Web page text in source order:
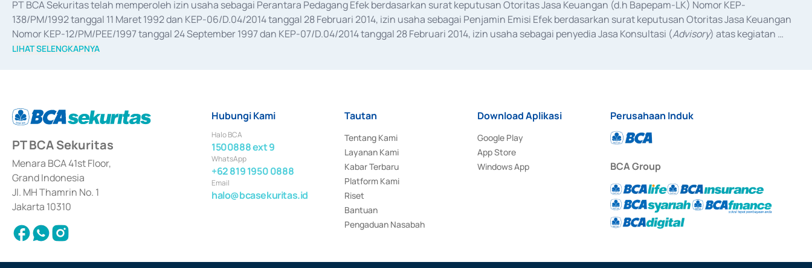
PT BCA Sekuritas telah memperoleh izin usaha sebagai Perantara Pedagang Efek berdasarkan surat keputusan Otoritas Jasa Keuangan (d.h Bapepam-LK) Nomor KEP-
138/PM/1992 tanggal 11 Maret 1992 dan KEP-06/D.04/2014 tanggal 28 Februari 2014, izin usaha sebagai Penjamin Emisi Efek berdasarkan surat keputusan Otoritas Jasa Keuangan
Nomor KEP-12/PM/PEE/1997 tanggal 24 September 1997 dan KEP-07/D.04/2014 tanggal 28 Februari 2014, izin usaha sebagai penyedia Jasa Konsultasi (Advisory) atas kegiatan
merger, akuisisi, divestasi, dan
LIHAT SELENGKAPNYA
PT BCA Sekuritas
Menara BCA 41st Floor,
Grand Indonesia
Jl. MH Thamrin No. 1
Jakarta 10310
Hubungi Kami
Halo BCA
1500888 ext 9
WhatsApp
+62 819 1950 0888
Email
halo@bcasekuritas.id
Tautan
Tentang Kami
Layanan Kami
Kabar Terbaru
Platform Kami
Riset
Bantuan
Pengaduan Nasabah
Download Aplikasi
Google Play
App Store
Windows App
Perusahaan Induk
BCA Group